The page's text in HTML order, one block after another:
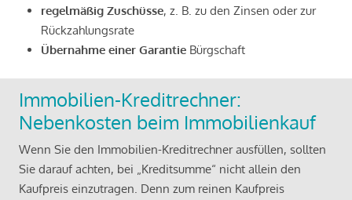
regelmäßig Zuschüsse, z. B. zu den Zinsen oder zur
Rückzahlungsrate
Übernahme einer Garantie Bürgschaft
Immobilien-Kreditrechner:
Nebenkosten beim Immobilienkauf
Wenn Sie den Immobilien-Kreditrechner ausfüllen, sollten
Sie darauf achten, bei „Kreditsumme“ nicht allein den
Kaufpreis einzutragen. Denn zum reinen Kaufpreis